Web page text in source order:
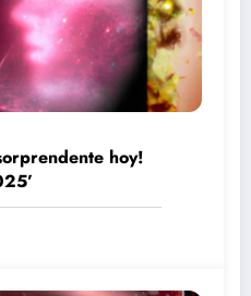
hoy!